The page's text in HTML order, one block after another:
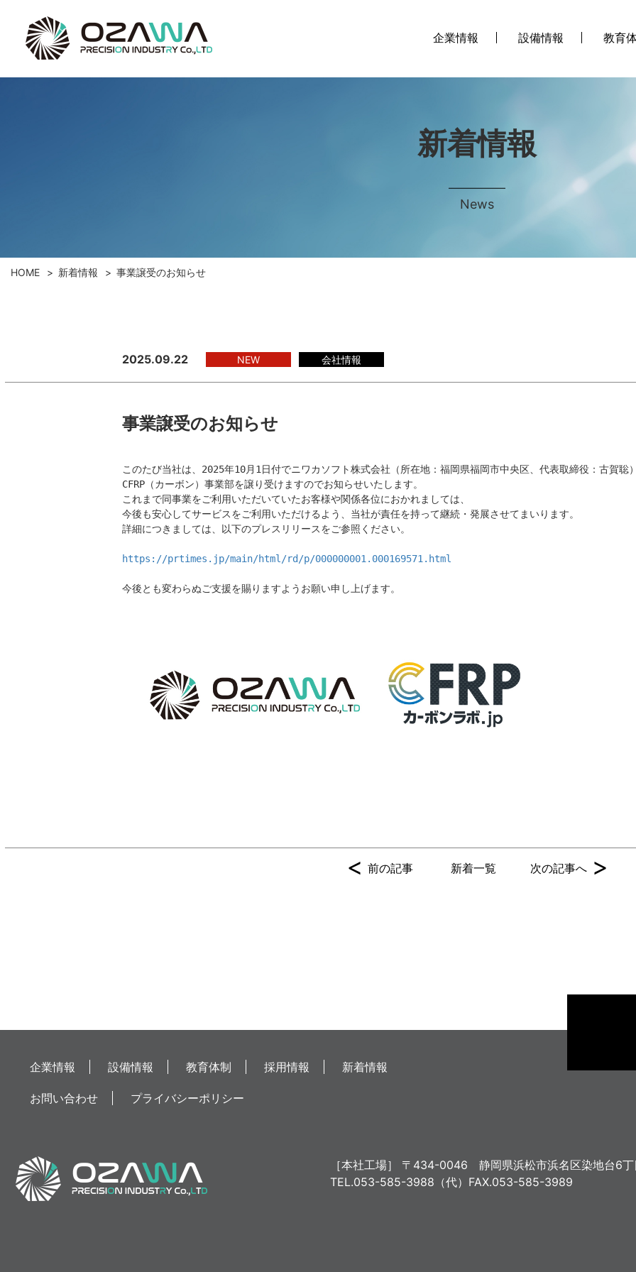
企業情報 設備情報 教育
新着情報
News
HOME 新着情報 事業譲受のお知らせ
2025.09.22 NEW 会社情報
事業譲受のお知らせ
このたび当社は、2025年10月1日付でニワカソフト株式会社（所在地：福岡県福岡市中央区、代表取締役：古賀聡
CFRP（カーボン）事業部を譲り受けますのでお知らせいたします。
これまで同事業をご利用いただいていたお客様や関係各位におかれましては、
今後も安心してサービスをご利用いただけるよう、当社が責任を持って継続・発展させてまいります。
詳細につきましては、以下のプレスリリースをご参照ください。
https://prtimes.jp/main/html/rd/p/000000001.000169571.html
今後とも変わらぬご支援を賜りますようお願い申し上げます。
< 前の記事 新着一覧 次の記事へ >
企業情報 設備情報 教育体制 採用情報 新着情報
お問い合わせ プライバシーポリシー
［本社工場］ 〒434-0046静岡県浜松市浜名区染地台6
TEL.053-585-3988（代） FAX.053-585-3989